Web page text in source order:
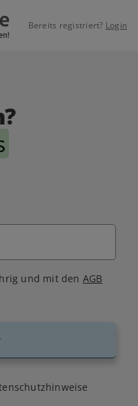
Bereits registriert? Login
und mit den AGB